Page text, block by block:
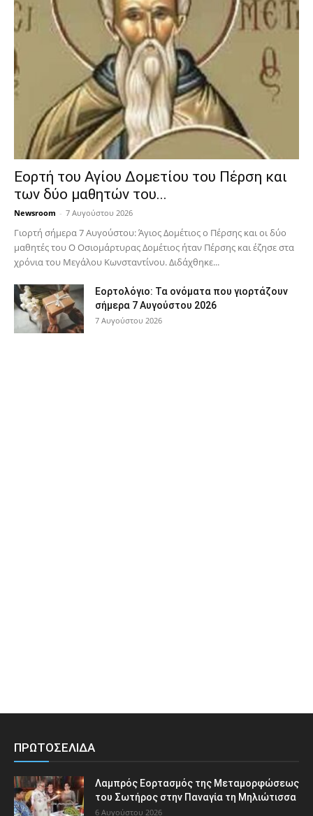
Εορτή του Αγίου Δομετίου του Πέρση και
των δύο μαθητών του...
Newsroom - 7 Αυγούστου 2026
Γιορτή σήμερα 7 Αυγούστου: Άγιος Δομέτιος ο Πέρσης και οι δύο
μαθητές του Ο Oσιομάρτυρας Δομέτιος ήταν Πέρσης και έζησε στα
χρόνια του Μεγάλου Κωνσταντίνου. Διδάχθηκε...
Εορτολόγιο: Τα ονόματα που γιορτάζουν
σήμερα 7 Αυγούστου 2026
7 Αυγούστου 2026
ΠΡΩΤΟΣΕΛΙΔΑ
Λαμπρός Εορτασμός της Μεταμορφώσεως
του Σωτήρος στην Παναγία τη Μηλιώτισσα
6 Αυγούστου 2026